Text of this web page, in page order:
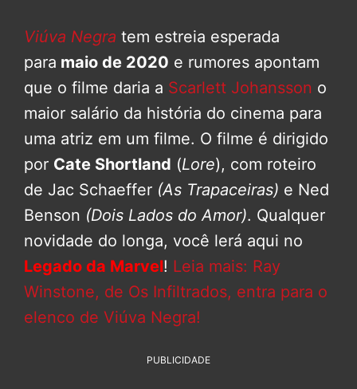
Viúva Negra tem estreia esperada
para maio de 2020 e rumores apontam
que o filme daria a Scarlett Johansson o
maior salário da história do cinema para
uma atriz em um filme. O filme é dirigido
por Cate Shortland (Lore), com roteiro
de Jac Schaeffer (As Trapaceiras) e Ned
Benson (Dois Lados do Amor). Qualquer
novidade do longa, você lerá aqui no
Legado da Marvel! Leia mais: Ray
Winstone, de Os Infiltrados, entra para o
elenco de Viúva Negra!
PUBLICIDADE